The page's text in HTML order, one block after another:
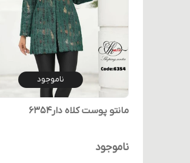
ناموجود
مانتو پوست کلاه دار۶۳۵۴
ناموجود